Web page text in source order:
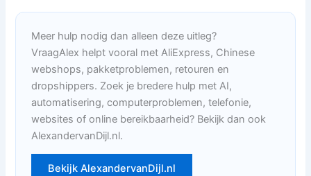
Meer hulp nodig dan alleen deze uitleg?
VraagAlex helpt vooral met AliExpress, Chinese
webshops, pakketproblemen, retouren en
dropshippers. Zoek je bredere hulp met AI,
automatisering, computerproblemen, telefonie,
websites of online bereikbaarheid? Bekijk dan ook
AlexandervanDijl.nl.
Bekijk AlexandervanDijl.nl